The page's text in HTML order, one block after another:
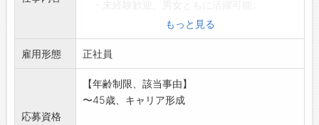
・社用車(AT 普通車・軽自動車)にて。
・主にルート営業(販売先:製造業メーカー等)
※入社後、1年程度は配達業務を行い経験を積
み、その後
配達及び営業を行っていただきます。
※応募前に職場見学が可能です。ハローワーク
もっと見る
雇用形態 正社員
応募資格
【年齢制限、該当事由】
〜45歳、キャリア形成